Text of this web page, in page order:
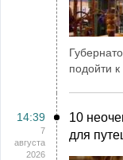
подойти к
14:39
7
августа
2026
10
для